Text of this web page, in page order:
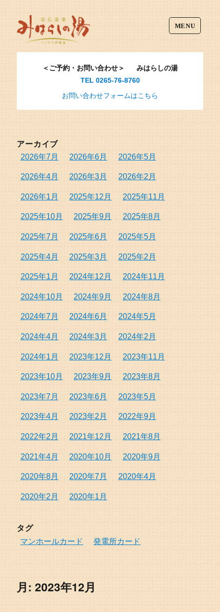
MENU
＜ご予約・お問い合わせ＞
みはらしの湯
TEL 0265-76-8760
お問い合わせフォームはこちら
アーカイブ
2026年7月 2026年6月 2026年5月
2026年4月 2026年3月 2026年2月
2026年1月 2025年12月 2025年11月
2025年10月 2025年9月 2025年8月
2025年7月 2025年6月 2025年5月
2025年4月 2025年3月 2025年2月
2025年1月 2024年12月 2024年11月
2024年10月 2024年9月 2024年8月
2024年7月 2024年6月 2024年5月
2024年4月 2024年3月 2024年2月
2024年1月 2023年12月 2023年11月
2023年10月 2023年9月 2023年8月
2023年7月 2023年6月 2023年5月
2023年4月 2023年2月 2022年9月
2022年2月 2021年12月 2021年8月
2021年4月 2020年10月 2020年9月
2020年8月 2020年7月 2020年4月
2020年2月 2020年1月
タグ
マンホールカード
発電所カード
月:2023年12月